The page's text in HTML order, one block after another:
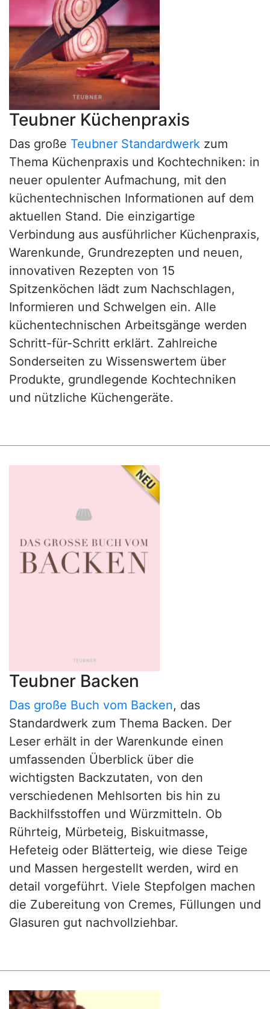
Teubner Küchenpraxis
Das große Teubner Standardwerk zum
Thema Küchenpraxis und Kochtechniken: in
neuer opulenter Aufmachung, mit den
küchentechnischen Informationen auf dem
aktuellen Stand. Die einzigartige
Verbindung aus ausführlicher Küchenpraxis,
Warenkunde, Grundrezepten und neuen,
innovativen Rezepten von 15
Spitzenköchen lädt zum Nachschlagen,
Informieren und Schwelgen ein. Alle
küchentechnischen Arbeitsgänge werden
Schritt-für-Schritt erklärt. Zahlreiche
Sonderseiten zu Wissenswertem über
Produkte, grundlegende Kochtechniken
und nützliche Küchengeräte.
Teubner Backen
Das große Buch vom Backen, das
Standardwerk zum Thema Backen. Der
Leser erhält in der Warenkunde einen
umfassenden Überblick über die
wichtigsten Backzutaten, von den
verschiedenen Mehlsorten bis hin zu
Backhilfsstoffen und Würzmitteln. Ob
Rührteig, Mürbeteig, Biskuitmasse,
Hefeteig oder Blätterteig, wie diese Teige
und Massen hergestellt werden, wird en
detail vorgeführt. Viele Stepfolgen machen
die Zubereitung von Cremes, Füllungen und
Glasuren gut nachvollziehbar.